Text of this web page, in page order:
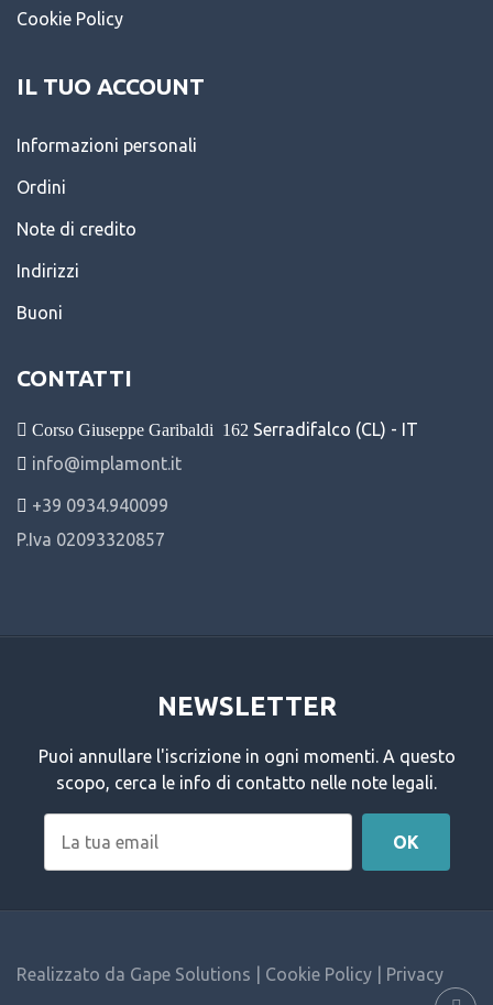
Cookie Policy
IL TUO ACCOUNT
Informazioni personali
Ordini
Note di credito
Indirizzi
Buoni
CONTATTI
Corso Giuseppe Garibaldi 162 Serradifalco (CL) - IT
info@implamont.it
+39 0934.940099
P.Iva 02093320857
NEWSLETTER
Puoi annullare l'iscrizione in ogni momenti. A questo
scopo, cerca le info di contatto nelle note legali.
Realizzato da Gape Solutions Cookie Policy Privacy